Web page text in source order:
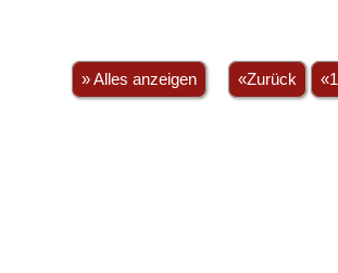
» Alles anzeigen «Zurück «1